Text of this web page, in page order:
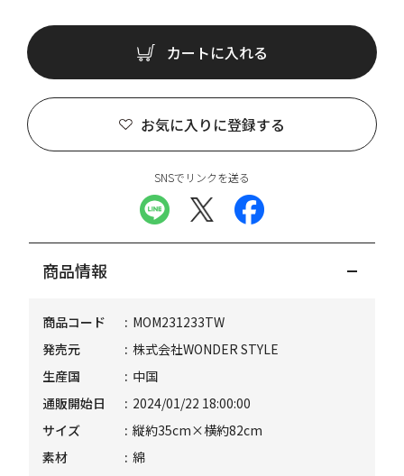
カートに入れる
お気に入りに登録する
SNSでリンクを送る
商品情報
商品コード
MOM231233TW
発売元
株式会社WONDER STYLE
生産国
中国
通販開始日
2024/01/22 18:00:00
サイズ
縦約35cm×横約82cm
素材
綿